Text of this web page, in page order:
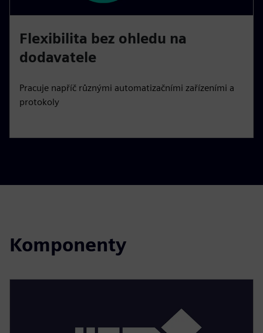
Flexibilita bez ohledu na
dodavatele
Pracuje napříč různými automatizačními zařízeními a
protokoly
Komponenty